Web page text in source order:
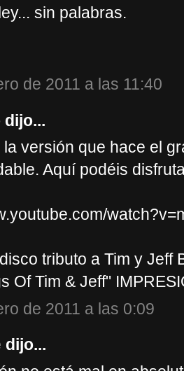
sin palabras.
de 2011 a las 11:40
dijo...
versión que hace el
Aquí podéis
tributo a Tim y Jeff
Of Tim & Jeff"
de 2011 a las 0:09
dijo...